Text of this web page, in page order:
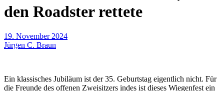
den Roadster rettete
19. November 2024
Jürgen C. Braun
Ein klassisches Jubiläum ist der 35. Geburtstag eigentlich nicht. Für
die Freunde des offenen Zweisitzers indes ist dieses Wiegenfest ein